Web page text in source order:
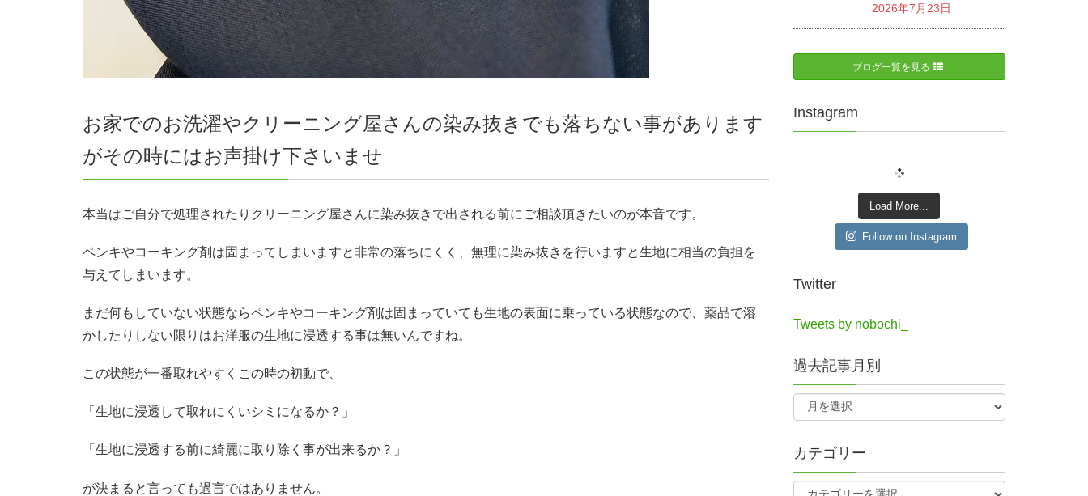
お家でのお洗濯やクリーニング屋さんの染み抜きでも落ちない事があります
がその時にはお声掛け下さいませ
本当はご自分で処理されたりクリーニング屋さんに染み抜きで出される前にご相談頂きたいのが本音です。
ペンキやコーキング剤は固まってしまいますと非常の落ちにくく、無理に染み抜きを行いますと生地に相当の負担を
与えてしまいます。
まだ何もしていない状態ならペンキやコーキング剤は固まっていても生地の表面に乗っている状態なので、薬品で溶
かしたりしない限りはお洋服の生地に浸透する事は無いんですね。
この状態が一番取れやすくこの時の初動で、
「生地に浸透して取れにくいシミになるか？」
「生地に浸透する前に綺麗に取り除く事が出来るか？」
が決まると言っても過言ではありません。
2026年7月23日
ブログ一覧を見る
Instagram
Load More...
Follow on Instagram
Twitter
Tweets by nobochi_
過去記事月別
カテゴリー